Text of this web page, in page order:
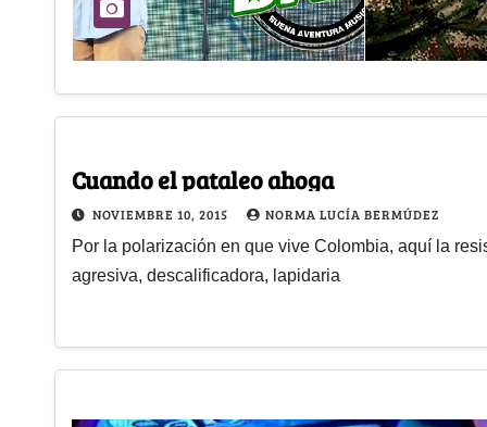
Cuando el pataleo ahoga
NOVIEMBRE 10, 2015 NORMA LUCÍA BERMÚDEZ
Por la polarización en que vive Colombia, aquí la
agresiva, descalificadora, lapidaria